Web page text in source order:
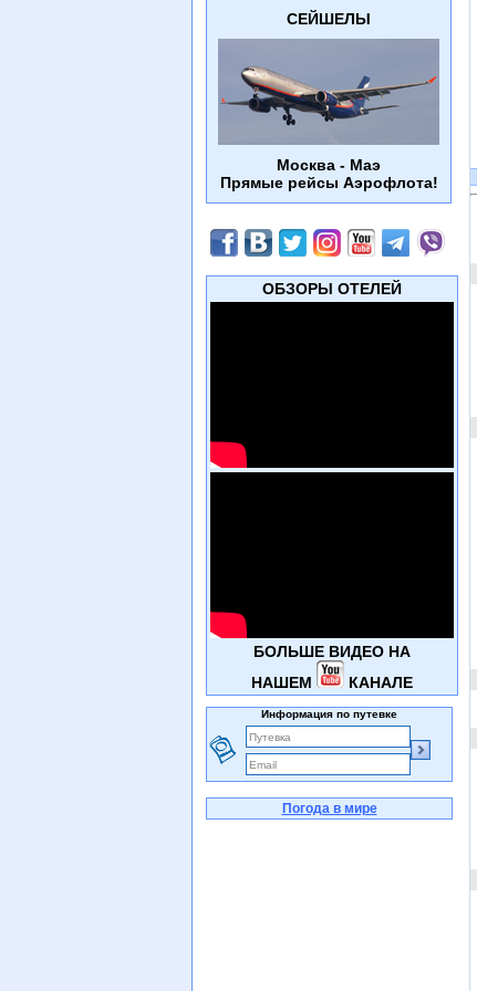
СЕЙШЕЛЫ
Москва - Маэ
Прямые рейсы Аэрофлота!
ОБЗОРЫ ОТЕЛЕЙ
БОЛЬШЕ ВИДЕО НА
НАШЕМ
КАНАЛЕ
Информация по путевке
Погода в мире